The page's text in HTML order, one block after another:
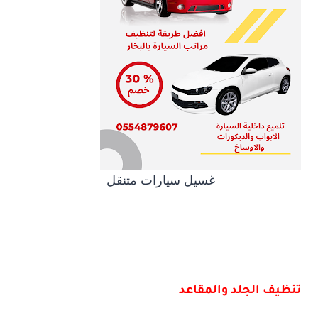
غسيل سيارات متنقل
تنظيف الجلد والمقاعد